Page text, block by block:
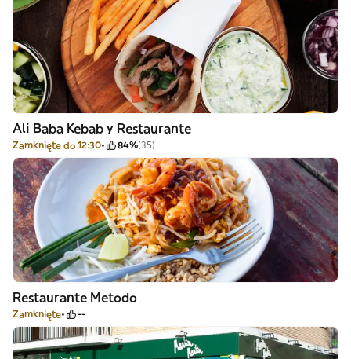
Ali Baba Kebab y Restaurante
Zamknięte do 12:30 84%(35)
Restaurante Metodo
Zamknięte --